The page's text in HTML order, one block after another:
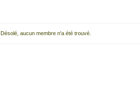
Désolé, aucun membre n'a été trouvé.